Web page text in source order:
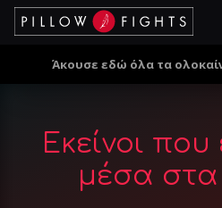
Άκουσε εδώ όλα τα
Εκείνοι
μέσα στα